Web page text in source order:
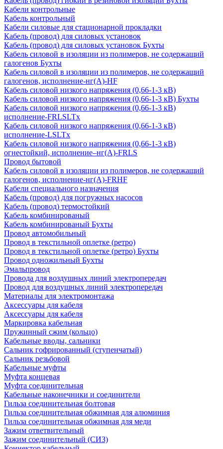
Кабели контрольные
Кабель контрольный
Кабели силовые для стационарной прокладки
Кабель (провод) для силовых установок
Кабель (провод) для силовых установок Бухты
Кабель силовой в изоляции из полимеров, не содержащий
галогенов Бухты
Кабель силовой в изоляции из полимеров, не содержащий
галогенов, исполнение-нг(А)-HF
Кабель силовой низкого напряжения (0,66-1-3 кВ)
Кабель силовой низкого напряжения (0,66-1-3 кВ) Бухты
Кабель силовой низкого напряжения (0,66-1-3 кВ)
исполнение-FRLSLTx
Кабель силовой низкого напряжения (0,66-1-3 кВ)
исполнение-LSLTx
Кабель силовой низкого напряжения (0,66-1-3 кВ)
огнестойкий, исполнение–нг(А)-FRLS
Провод бытовой
Кабель силовой в изоляции из полимеров, не содержащий
галогенов, исполнение-нг(А)-FRHF
Кабели специального назначения
Кабель (провод) для погружных насосов
Кабель (провод) термостойкий
Кабель комбинированый
Кабель комбинированый Бухты
Провод автомобильный
Провод в текстильной оплетке (ретро)
Провод в текстильной оплетке (ретро) Бухты
Провод одножильный Бухты
Эмальпровод
Провода для воздушных линий электропередач
Провод для воздушных линий электропередач
Материалы для электромонтажа
Аксессуары для кабеля
Аксессуары для кабеля
Маркировка кабельная
Пружинный сжим (кольцо)
Кабельные вводы, сальники
Сальник гофрированный (ступенчатый)
Сальник резьбовой
Кабельные муфты
Муфта концевая
Муфта соединительная
Кабельные наконечники и соединители
Гильза соединительная болтовая
Гильза соединительная обжимная для алюминия
Гильза соединительная обжимная для меди
Зажим ответвительный
Зажим соединительный (СИЗ)